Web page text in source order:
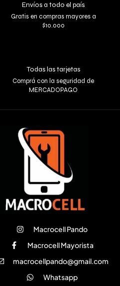
Envíos a todo el país
Gratis en compras mayores a
$10.000
Todas las tarjetas
Comprá con la seguridad de
MERCADOPAGO
Macrocell Pando
Macrocell Mayorista
macrocellpando@gmail.com
Whatsapp